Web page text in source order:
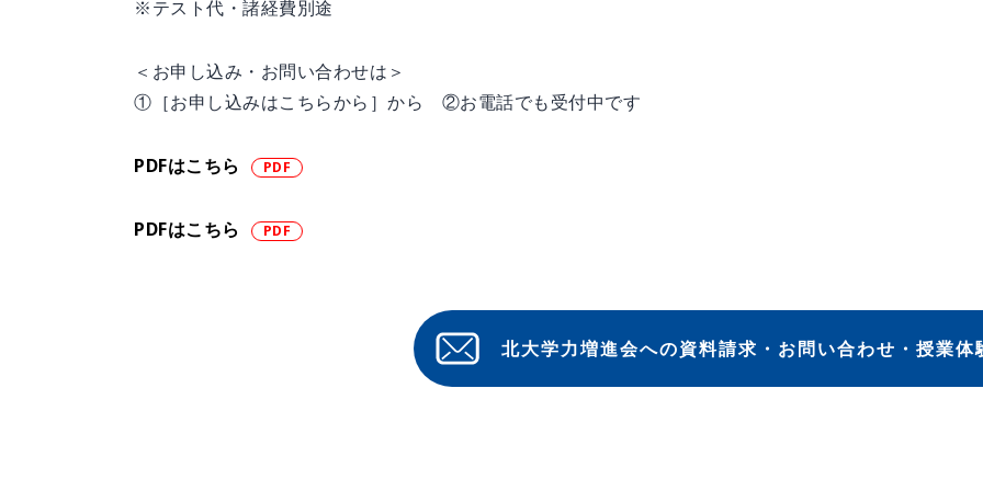
※テスト代・諸経費別途
＜お申し込み・お問い合わせは＞
①［お申し込みはこちらから］から ②お電話でも受付中です
PDFはこちら
PDFはこちら
北大学力増進会への資料請求・お問い合わせ・授業体